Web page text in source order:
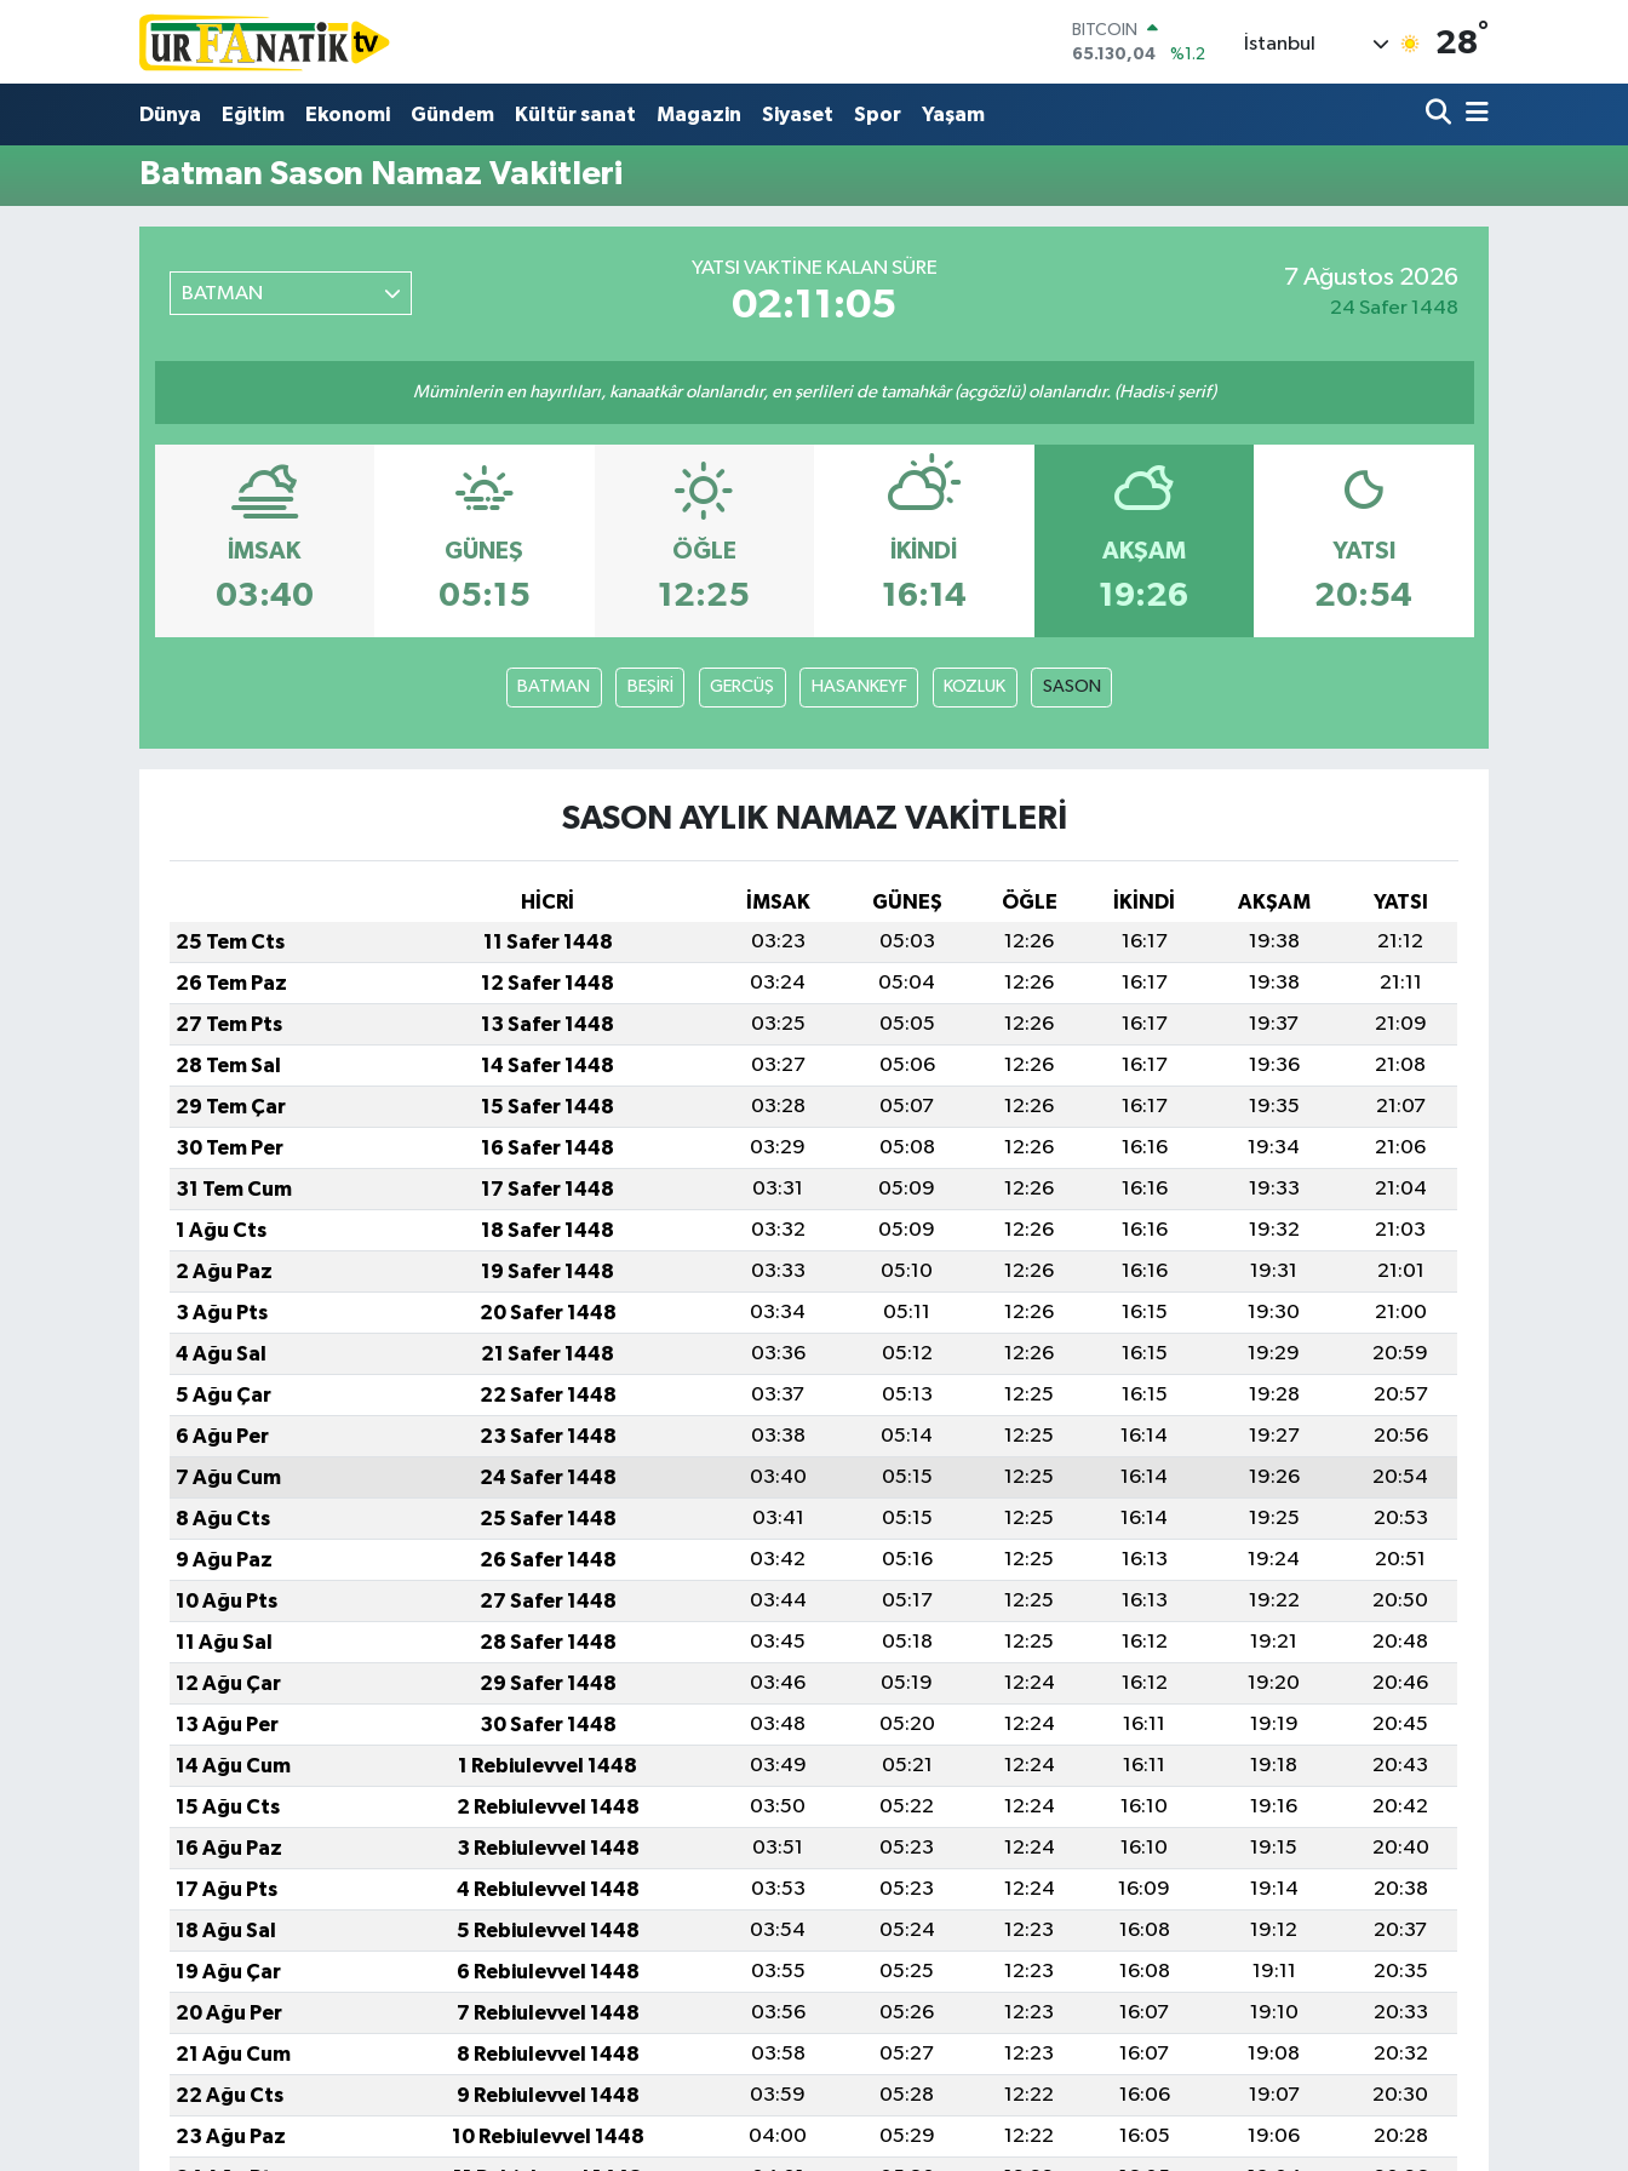
BITCOIN
65.130,04
%1.2
55,1652
%0.27
GRAM ALTIN
İstanbul 28°
Dünya Eğitim Ekonomi Gündem Kültür sanat Magazin Siyaset Spor Yaşam
Batman Sason Namaz Vakitleri
BATMAN
YATSI VAKTINE KALAN SÜRE
02:11:05
7 Ağustos 2026
24 Safer 1448
Müminlerin en hayırlıları, kanaatkâr olanlarıdır, en şerlileri de tamahkâr (açgözlü) olanlarıdır. (Hadis-i şerif)
İMSAK
03:40
GÜNEŞ
05:15
ÖĞLE
12:25
İKINDI
16:14
AKŞAM
19:26
YATSI
20:54
BATMAN BEŞİRİ GERCÜŞ HASANKEYF KOZLUK SASON
SASON AYLIK NAMAZ VAKITLERI
HİCRİ İMSAK GÜNEŞ ÖĞLE İKINDI AKŞAM
YATSI
25 Tem Cts
11 Safer 1448 03:23 05:03 12:26 16:17 19:38
21:12
26 Tem Paz
12 Safer 1448 03:24 05:04 12:26 16:17 19:38
21:11
27 Tem Pts
13 Safer 1448 03:25 05:05 12:26 16:17 19:37
21:09
28 Tem Sal
14 Safer 1448 03:27 05:06 12:26 16:17 19:36
21:08
29 Tem Çar
15 Safer 1448 03:28 05:07 12:26 16:17 19:35
21:07
30 Tem Per
16 Safer 1448 03:29 05:08 12:26 16:16 19:34
21:06
31 Tem Cum
17 Safer 1448 03:31 05:09 12:26 16:16 19:33
21:04
1 Ağu Cts
18 Safer 1448 03:32 05:09 12:26 16:16 19:32
21:03
2 Ağu Paz
19 Safer 1448 03:33 05:10 12:26 16:16 19:31
21:01
3 Ağu Pts
20 Safer 1448 03:34 05:11 12:26 16:15 19:30
21:00
4 Ağu Sal
21 Safer 1448 03:36 05:12 12:26 16:15 19:29
20:59
5 Ağu Çar
22 Safer 1448 03:37 05:13 12:25 16:15 19:28
20:57
6 Ağu Per
23 Safer 1448 03:38 05:14 12:25 16:14 19:27
20:56
7 Ağu Cum
24 Safer 1448 03:40 05:15 12:25 16:14 19:26
20:54
8 Ağu Cts
25 Safer 1448 03:41 05:15 12:25 16:14 19:25
20:53
9 Ağu Paz
26 Safer 1448 03:42 05:16 12:25 16:13 19:24
20:51
10 Ağu Pts
27 Safer 1448 03:44 05:17 12:25 16:13 19:22
20:50
11 Ağu Sal
28 Safer 1448 03:45 05:18 12:25 16:12 19:21
20:48
12 Ağu Çar
29 Safer 1448 03:46 05:19 12:24 16:12 19:20
20:46
13 Ağu Per
30 Safer 1448 03:48 05:20 12:24 16:11 19:19
20:45
14 Ağu Cum
1 Rebiulevvel 1448 03:49 05:21 12:24 16:11 19:18
20:43
15 Ağu Cts
2 Rebiulevvel 1448 03:50 05:22 12:24 16:10 19:16
20:42
16 Ağu Paz
3 Rebiulevvel 1448 03:51 05:23 12:24 16:10 19:15
20:40
17 Ağu Pts
4 Rebiulevvel 1448 03:53 05:23 12:24 16:09 19:14
20:38
18 Ağu Sal
5 Rebiulevvel 1448 03:54 05:24 12:23 16:08 19:12
20:37
19 Ağu Çar
6 Rebiulevvel 1448 03:55 05:25 12:23 16:08 19:11
20:35
20 Ağu Per
7 Rebiulevvel 1448 03:56 05:26 12:23 16:07 19:10
20:33
21 Ağu Cum
8 Rebiulevvel 1448 03:58 05:27 12:23 16:07 19:08
20:32
22 Ağu Cts
9 Rebiulevvel 1448 03:59 05:28 12:22 16:06 19:07
20:30
23 Ağu Paz
10 Rebiulevvel 1448 04:00 05:29 12:22 16:05 19:06
20:28
Tüm Manşetler